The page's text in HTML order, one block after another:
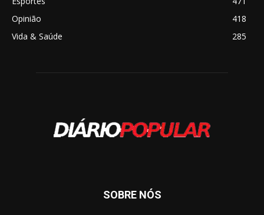
Opinião
418
Vida & Saúde
285
SOBRE NÓS